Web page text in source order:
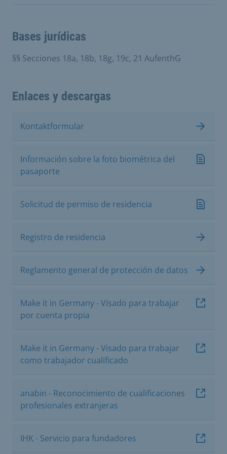
Bases jurídicas
§§ Secciones 18a, 18b, 18g, 19c, 21 AufenthG
Enlaces y descargas
Kontaktformular
Información sobre la foto biométrica del
pasaporte
Solicitud de permiso de residencia
Registro de residencia
Reglamento general de protección de datos
Make it in Germany - Visado para trabajar
por cuenta propia
Make it in Germany - Visado para trabajar
como trabajador cualificado
anabin - Reconocimiento de cualificaciones
profesionales extranjeras
IHK - Servicio para fundadores